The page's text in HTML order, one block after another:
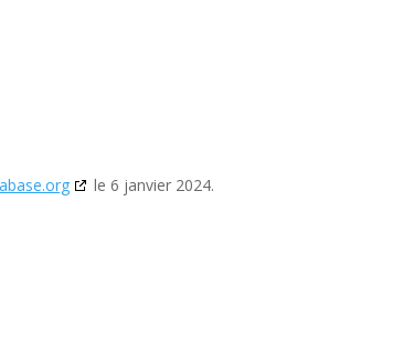
le 6 janvier 2024.